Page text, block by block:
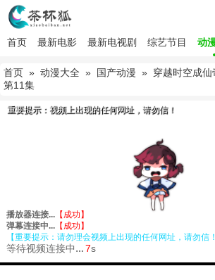
首页 最新电影 最新电视剧 综艺节目 动
首页 » 动漫大全 » 国产动漫 » 穿越时空成
第11集